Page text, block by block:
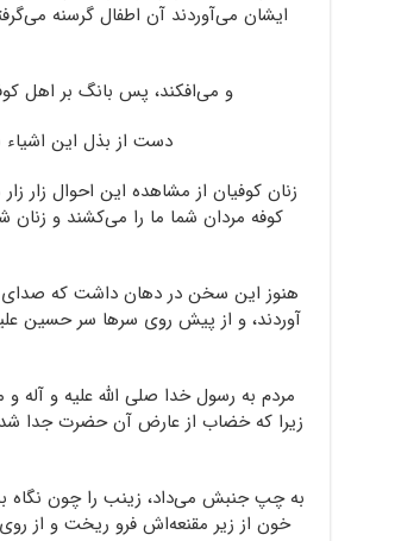
ایشان می‌آوردند آن اطفال گرسنه
و می‌افکند، پس بانگ بر اهل
دست از بذل این اشیاء
زنان کوفیان از مشاهده این احوال زار
کوفه مردان شما ما را می‌کشند و زنان
هنوز این سخن در دهان داشت که صدای
آوردند، و از پیش روی سرها سر حسین
مردم به رسول خدا صلی الله علیه و
زیرا که خضاب از عارض آن حضرت جدا
به چپ جنبش می‌داد، زینب را چون نگاه
خون از زیر مقنعه‌اش فرو ریخت و از